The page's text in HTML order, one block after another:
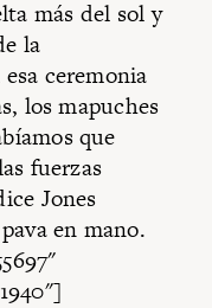
más del sol y
la
ceremonia
los mapuches
que
fuerzas
Jones
en mano.